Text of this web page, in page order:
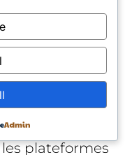
publiable.
réelles et
🧪
votre
RAG et en
plateformes